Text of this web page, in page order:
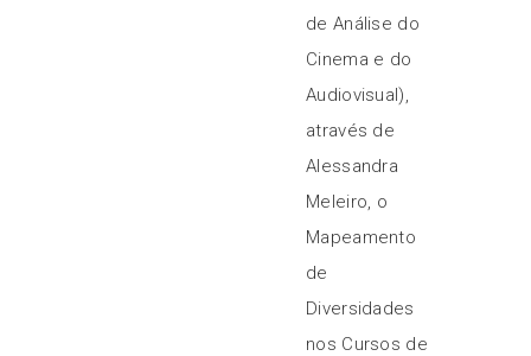
de Análise do
Cinema e do
Audiovisual),
através de
Alessandra
Meleiro, o
Mapeamento
de
Diversidades
nos Cursos de